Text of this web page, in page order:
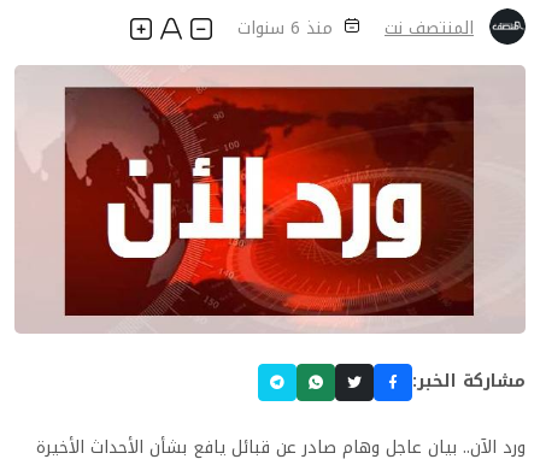
المنتصف نت منذ 6 سنوات
مشاركة الخبر:
ورد الآن.. بيان عاجل وهام صادر عن قبائل يافع بشأن الأحداث الأخيرة